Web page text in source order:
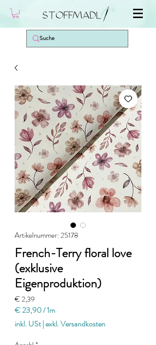
Artikelnummer: 25178
French-Terry floral love
(exklusive
Eigenproduktion)
€ 2,39Preis
€ 23,90/1m
€ 23,90
pro
1
inkl. USt|exkl. Versandkosten